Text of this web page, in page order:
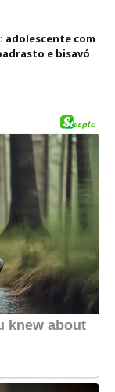
adolescente com
e bisavó